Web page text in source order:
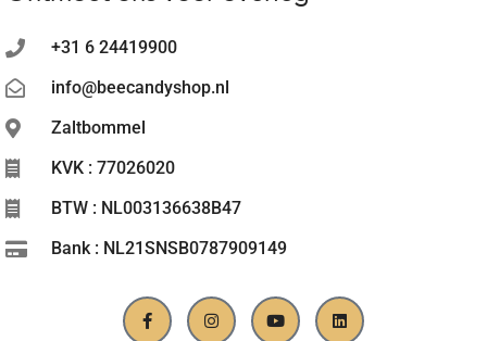
+31 6 24419900
info@beecandyshop.nl
Zaltbommel
KVK : 77026020
BTW : NL003136638B47
Bank : NL21SNSB0787909149